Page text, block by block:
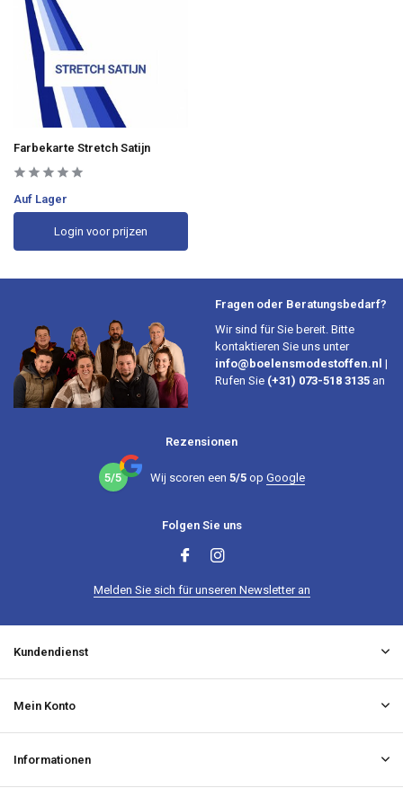
Farbekarte Stretch Satijn
Auf Lager
Login voor prijzen
Fragen oder Beratungsbedarf?
Wir sind für Sie bereit. Bitte
kontaktieren Sie uns unter
info@boelensmodestoffen.nl |
Rufen Sie (+31) 073-518 3135 an
Rezensionen
5/5 Wij scoren een 5/5op Google
Folgen Sie uns
Melden Sie sich für unseren Newsletter an
Kundendienst
Mein Konto
Informationen